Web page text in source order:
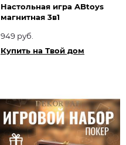
Настольная игра ABtoys
магнитная 3в1
949 руб.
Купить на Твой дом